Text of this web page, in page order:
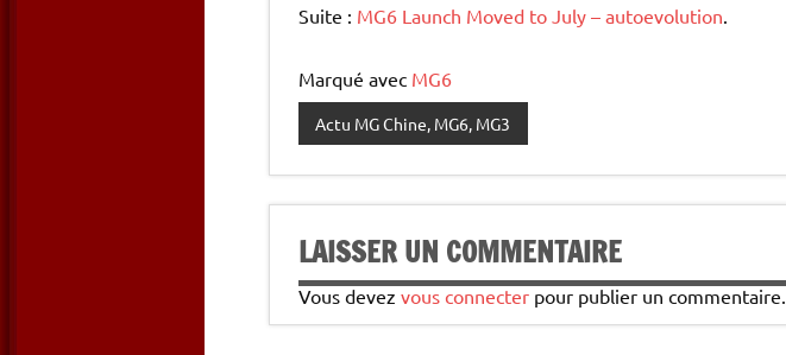
Suite : MG6 Launch Moved to July – autoevolution.
Marqué avec MG6
Actu MG Chine, MG6, MG3
LAISSER UN COMMENTAIRE
Vous devez vous connecter pour publier un commentaire.